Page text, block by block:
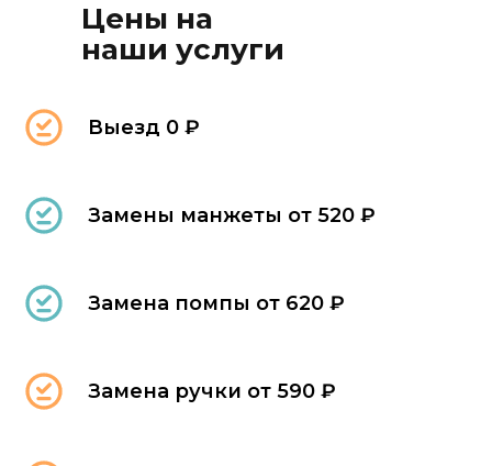
Цены на
наши услуги
Выезд 0 ₽
Замены манжеты от 520 ₽
Замена помпы от 620 ₽
Замена ручки от 590 ₽